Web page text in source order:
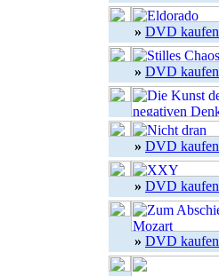
» DVD kaufen
» DVD kaufen
» DVD kaufen
» DVD kaufen
» DVD kaufen